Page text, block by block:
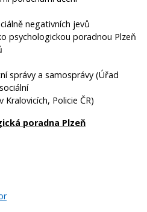
negativních jevů
psychologickou poradnou Plzeň
správy a samosprávy (Úřad
Policie ČR)
poradna Plzeň